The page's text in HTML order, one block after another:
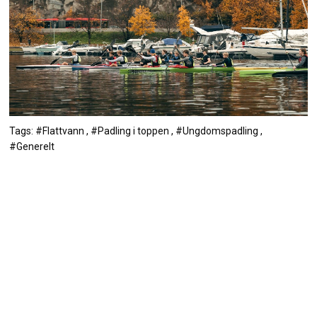
Tags: #Flattvann , #Padling i toppen , #Ungdomspadling ,
#Generelt